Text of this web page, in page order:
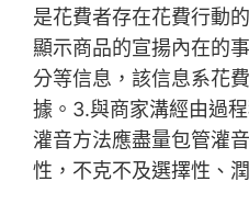
是花費者存在花費行動
顯示商品的宣揚內在的
分等信息，該信息系花
據。3.與商家溝經由過
灌音方法應盡量包管灌
性，不克不及選擇性、